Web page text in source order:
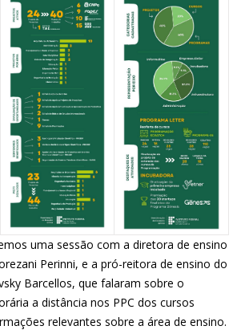
uma sessão com a diretora de ensino
Perinni, e a pró-reitora de ensino do
Barcellos, que falaram sobre o
a distância nos PPC dos cursos
relevantes sobre a área de ensino.